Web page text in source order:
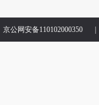
京公网安备110102000350